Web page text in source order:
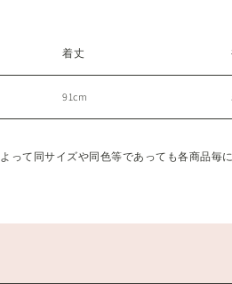
着丈
91cm
って同サイズや同色等であっても各商品毎